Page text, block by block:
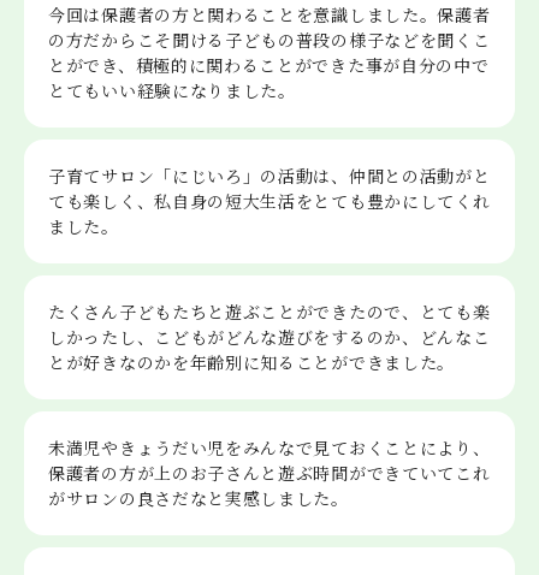
今回は保護者の方と関わることを意識しました。保護者
の方だからこそ聞ける子どもの普段の様子などを聞くこ
とができ、積極的に関わることができた事が自分の中で
とてもいい経験になりました。
子育てサロン「にじいろ」の活動は、仲間との活動がと
ても楽しく、私自身の短大生活をとても豊かにしてくれ
ました。
たくさん子どもたちと遊ぶことができたので、とても楽
しかったし、こどもがどんな遊びをするのか、どんなこ
とが好きなのかを年齢別に知ることができました。
未満児やきょうだい児をみんなで見ておくことにより、
保護者の方が上のお子さんと遊ぶ時間ができていてこれ
がサロンの良さだなと実感しました。